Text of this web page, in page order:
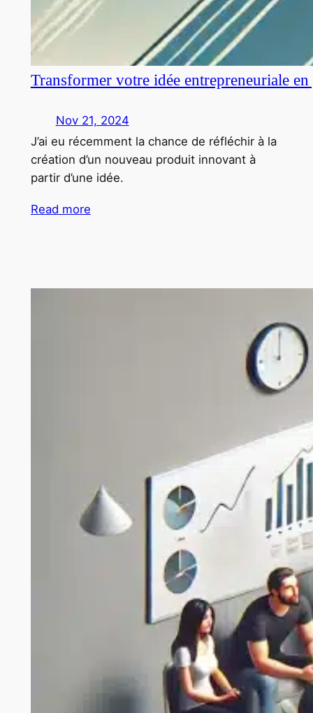
Transformer votre idée entrepreneuriale
Nov 21, 2024
J’ai eu récemment la chance de réfléchir à la
création d’un nouveau produit innovant à
partir d’une idée.
Read more